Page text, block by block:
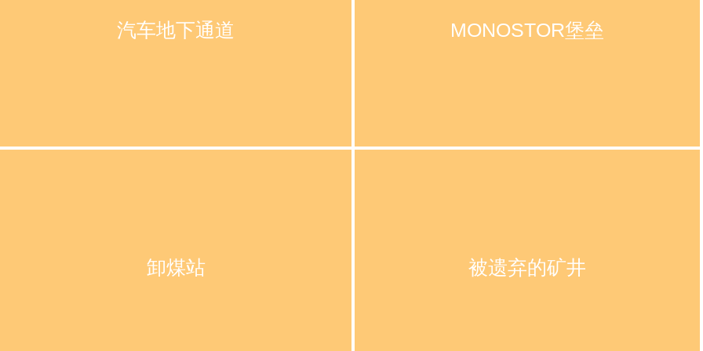
汽车地下通道 MONOSTOR堡垒
卸煤站 被遗弃的矿井